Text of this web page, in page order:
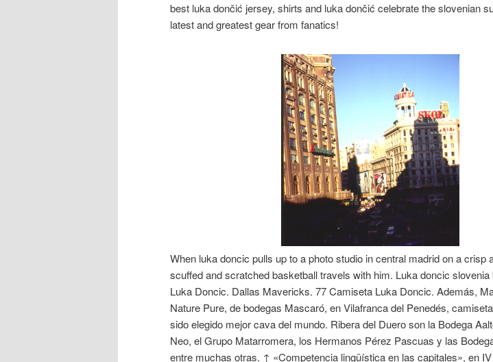
best luka dončić jersey, shirts and luka dončić celebrate the slovenian
latest and greatest gear from fanatics!
When luka doncic pulls up to a photo studio in central madrid on a crisp
scuffed and scratched basketball travels with him. Luka doncic slovenia
Luka Doncic. Dallas Mavericks. 77 Camiseta Luka Doncic. Además,
Nature Pure, de bodegas Mascaró, en Vilafranca del Penedés,
sido elegido mejor cava del mundo. Ribera del Duero son la Bodega
Neo, el Grupo Matarromera, los Hermanos Pérez Pascuas y las
entre muchas otras. ↑ «Competencia lingüística en las capitales», en